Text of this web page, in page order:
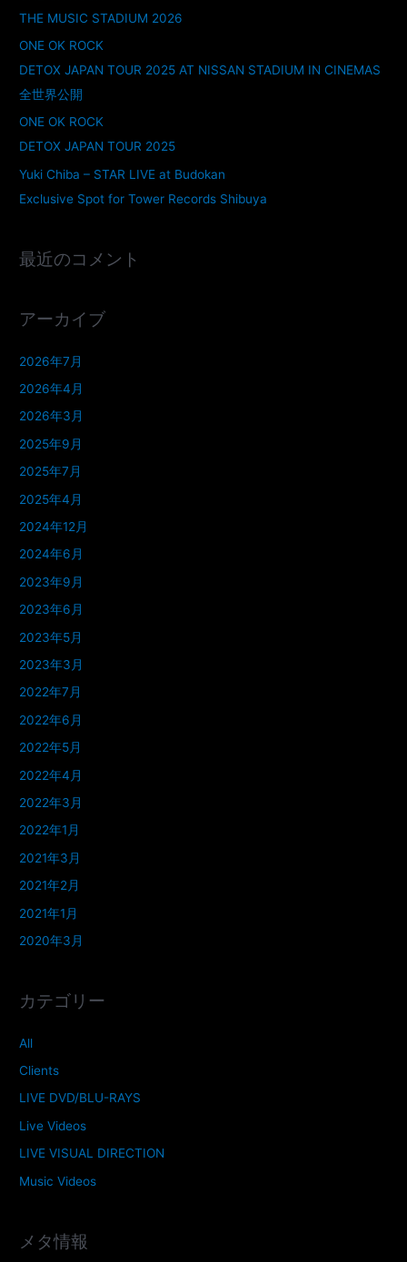
THE MUSIC STADIUM 2026
ONE OK ROCK
DETOX JAPAN TOUR 2025 AT NISSAN STADIUM IN CINEMAS
全世界公開
ONE OK ROCK
DETOX JAPAN TOUR 2025
Yuki Chiba – STAR LIVE at Budokan
Exclusive Spot for Tower Records Shibuya
最近のコメント
アーカイブ
2026年7月
2026年4月
2026年3月
2025年9月
2025年7月
2025年4月
2024年12月
2024年6月
2023年9月
2023年6月
2023年5月
2023年3月
2022年7月
2022年6月
2022年5月
2022年4月
2022年3月
2022年1月
2021年3月
2021年2月
2021年1月
2020年3月
カテゴリー
All
Clients
LIVE DVD/BLU-RAYS
Live Videos
LIVE VISUAL DIRECTION
Music Videos
メタ情報